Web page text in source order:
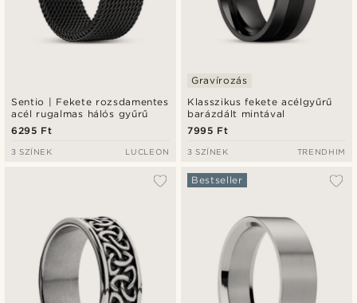
Sentio | Fekete rozsdamentes
acél rugalmas hálós gyűrű
6295 Ft
3 SZÍNEK LUCLEON
Klasszikus fekete acélgyűrű
barázdált mintával
Gravírozás
7995 Ft
3 SZÍNEK TRENDHIM
Bestseller